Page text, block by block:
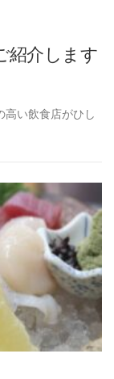
紹介します
高い飲食店がひし